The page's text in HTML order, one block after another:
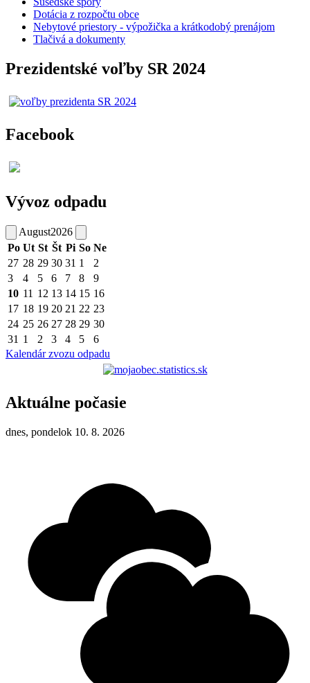
Dotácia z rozpočtu obce
Nebytové priestory - výpožička a krátkodobý prenájom
Tlačivá a dokumenty
Prezidentské voľby SR 2024
Facebook
Vývoz odpadu
August2026
Po Ut St Št Pi So Ne
27 28 29 30 31 1
2
3
4 5 6 7 8
9
10 11 12 13 14 15 16
17 18 19 20 21 22 23
24 25 26 27 28 29 30
31 1 2 3 4 5
6
Kalendár zvozu odpadu
Aktuálne počasie
dnes, pondelok 10. 8. 2026